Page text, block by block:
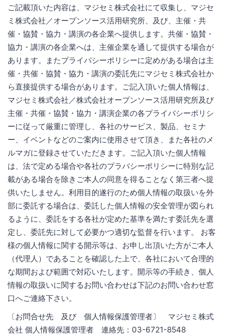
ご記載頂いた内容は、マジセミ株式会社にて収集し、マジセ
ミ株式会社／オープンソース活用研究所、及び、主催・共
催・協賛・協力・講演の各企業へ提供します。共催・協賛・
協力・講演の各企業へは、主催企業を通して提供する場合が
あります。またプライバシーポリシーに定めがある場合は主
催・共催・協賛・協力・講演の委託先にマジセミ株式会社か
ら直接提供する場合があります。ご記入頂いた個人情報は、
マジセミ株式会社／株式会社オープンソース活用研究所及び
主催・共催・協賛・協力・講演企業の各プライバシーポリシ
ーに従って厳重に管理し、各社のサービス、製品、セミナ
ー、イベントなどのご案内に使用させて頂き、また各社のメ
ルマガに登録させていただきます。ご記入頂いた個人情報
は、法で定める場合や各社のプラバシーポリシーに特別な記
載がある場合を除きご本人の同意を得ることなく第三者へ提
供いたしません。利用目的遂行のため個人情報の取扱いを外
部に委託する場合は、委託した個人情報の安全管理が図られ
るように、委託をする各社が定めた基準を満たす委託先を選
定し、委託先に対して必要かつ適切な監督を行います。 お客
様の個人情報に関する開示等は、お申し出頂いた方がご本人
（代理人）であることを確認した上で、各社において合理的
な期間および範囲で対応いたします。開示等の手続き、個人
情報の取扱いに関するお問い合わせは下記のお問い合わせ窓
口へご連絡下さい。
〔お問合せ先 及び 個人情報保護管理者〕 マジセミ株式
会社 個人情報保護管理者 連絡先：03-6721-8548